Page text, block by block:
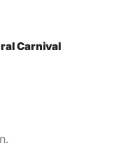
Carnival